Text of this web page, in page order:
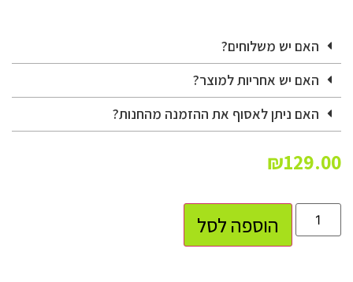
האם יש משלוחים?
האם יש אחריות למוצר?
האם ניתן לאסוף את ההזמנה מהחנות?
₪129.00
הוספה לסל